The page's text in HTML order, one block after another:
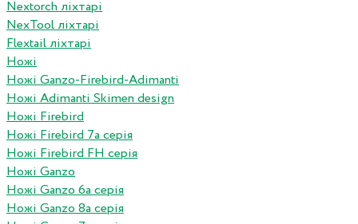
Nextorch ліхтарі
NexTool ліхтарі
Flextail ліхтарі
Ножі
Ножі Ganzo-Firebird-Adimanti
Ножі Adimanti Skimen design
Ножі Firebird
Ножі Firebird 7а серія
Ножі Firebird FH серія
Ножі Ganzo
Ножі Ganzo 6а серія
Ножі Ganzo 8а серія